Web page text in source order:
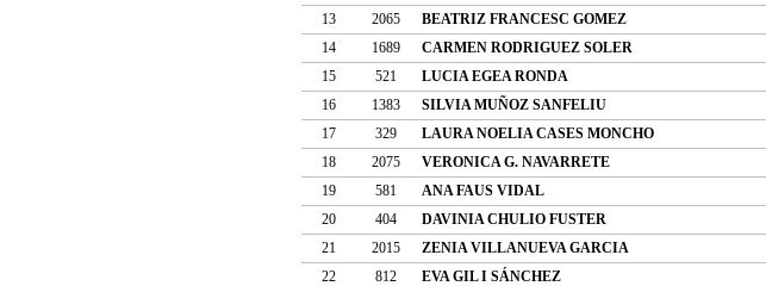
13
2065 BEATRIZ FRANCESC GOMEZ
14
1689 CARMEN RODRIGUEZ SOLER
15
521 LUCIA EGEA RONDA
16
1383 SILVIA MUÑOZ SANFELIU
17
329 LAURA NOELIA CASES MONCHO
18
2075 VERONICA G. NAVARRETE
19
581 ANA FAUS VIDAL
20
404 DAVINIA CHULIO FUSTER
21
2015 ZENIA VILLANUEVA GARCIA
22
812 EVA GIL I SÁNCHEZ